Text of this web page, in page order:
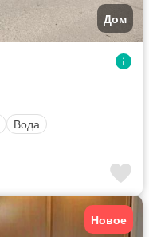
Дом
Вода
Новое